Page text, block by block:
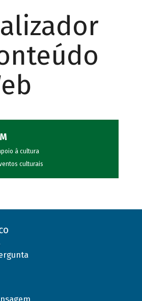
à cultura
culturais